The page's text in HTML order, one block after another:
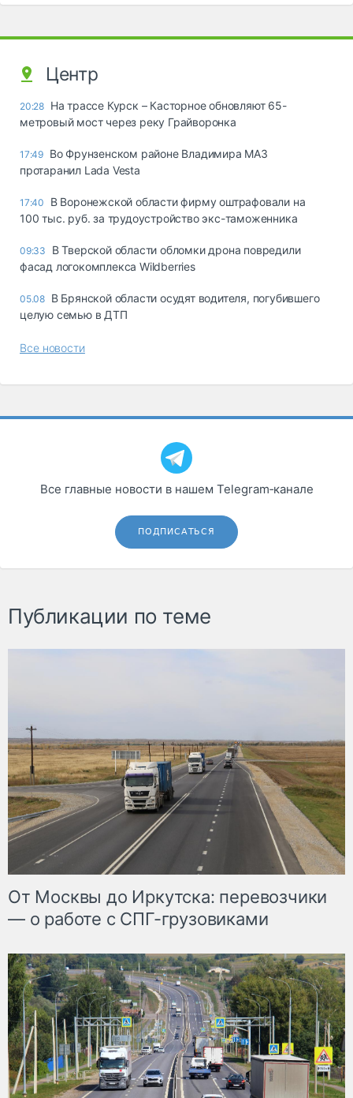
Центр
20:28 На трассе Курск – Касторное обновляют 65-
метровый мост через реку Грайворонка
17:49 Во Фрунзенском районе Владимира МАЗ
протаранил Lada Vesta
17:40
В Воронежской области фирму оштрафовали на
100 тыс. руб. за трудоустройство экс-таможенника
09:33
В Тверской области обломки дрона повредили
фасад логокомплекса Wildberries
05.08 В Брянской области осудят водителя, погубившего
целую семью в ДТП
Все новости
Все главные новости в нашем Telegram‑канале
ПОДПИСАТЬСЯ
Публикации по теме
От Москвы до Иркутска: перевозчики
— о работе с СПГ-грузовиками